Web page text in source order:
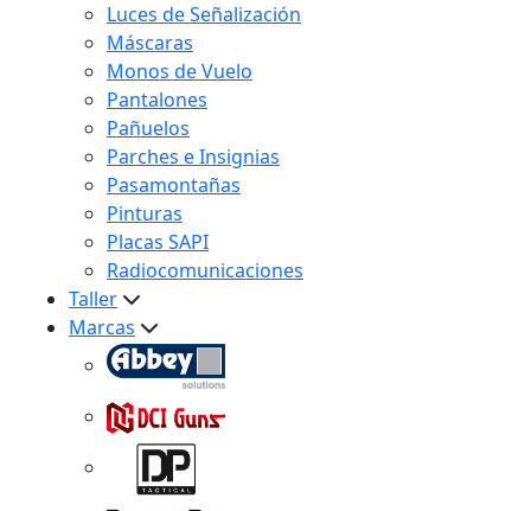
Luces de Señalización
Máscaras
Monos de Vuelo
Pantalones
Pañuelos
Parches e Insignias
Pasamontañas
Pinturas
Placas SAPI
Radiocomunicaciones
Taller
Marcas